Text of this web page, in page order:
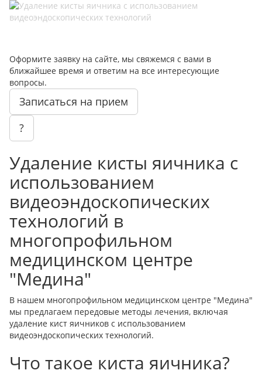
Оформите заявку на сайте, мы свяжемся с вами в
ближайшее время и ответим на все интересующие
вопросы.
Записаться на прием
?
Удаление кисты яичника с
использованием
видеоэндоскопических
технологий в
многопрофильном
медицинском центре
"Медина"
В нашем многопрофильном медицинском центре "Медина"
мы предлагаем передовые методы лечения, включая
удаление кист яичников с использованием
видеоэндоскопических технологий.
Что такое киста яичника?